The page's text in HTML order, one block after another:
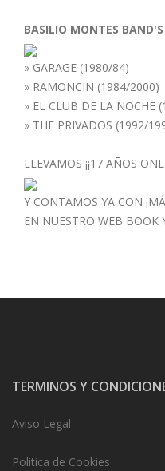
BASILIO MONTES BAND'S
» GARAGE (1980/84)
» RAMONCIN (1984/2000)
» EL CLUB DE LA NOCHE
» THE PRIVADOS (1992/
LLEVAMOS ¡¡17 AÑOS
Y CONTAMOS YA CON
EN NUESTRO WEB BOOK
TERMINOS Y
Aviso Legal
Politica de Cookies